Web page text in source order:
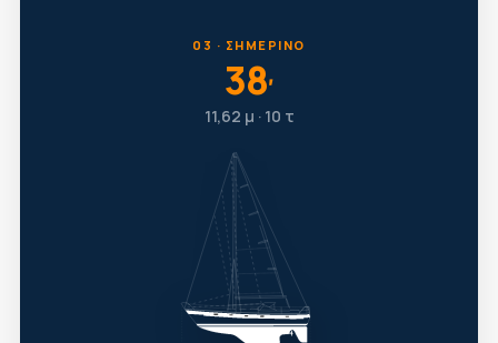
03 · ΣΗΜΕΡΙΝΌ
38′
11,62 μ · 10 τ